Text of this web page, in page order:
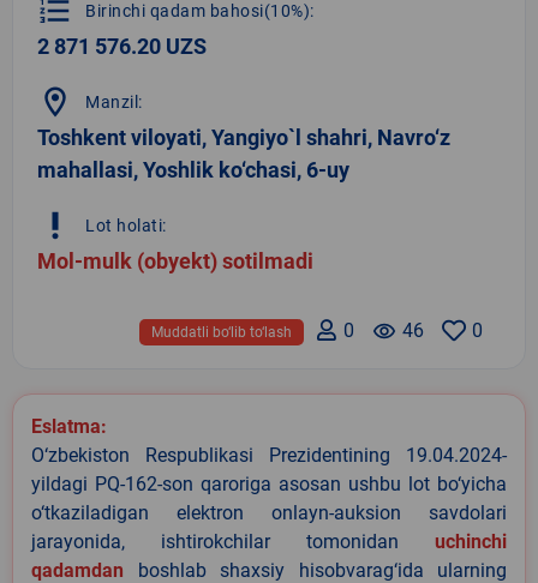
format_list_numbered Birinchi qadam bahosi(10%):
2 871 576.20 UZS
location_on Manzil:
Toshkent viloyati, Yangiyo`l shahri, Navro‘z
mahallasi, Yoshlik ko‘chasi, 6-uy
priority_high Lot holati:
Mol-mulk (obyekt) sotilmadi
0
remove_red_eye 46
0
Muddatli bo‘lib to‘lash
Eslatma:
O‘zbekiston Respublikasi Prezidentining 19.04.2024-
yildagi PQ-162-son qaroriga asosan ushbu lot bo‘yicha
o‘tkaziladigan elektron onlayn-auksion savdolari
jarayonida, ishtirokchilar tomonidan uchinchi
qadamdan boshlab shaxsiy hisobvarag‘ida ularning